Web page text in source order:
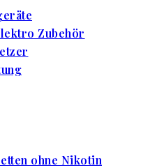
Zubehör
ohne Nikotin